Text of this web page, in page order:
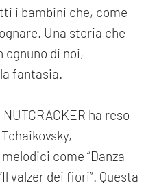
i bambini che, come
Una storia che
ognuno di noi,
fantasia.
ha reso
come “Danza
valzer dei fiori”. Questa